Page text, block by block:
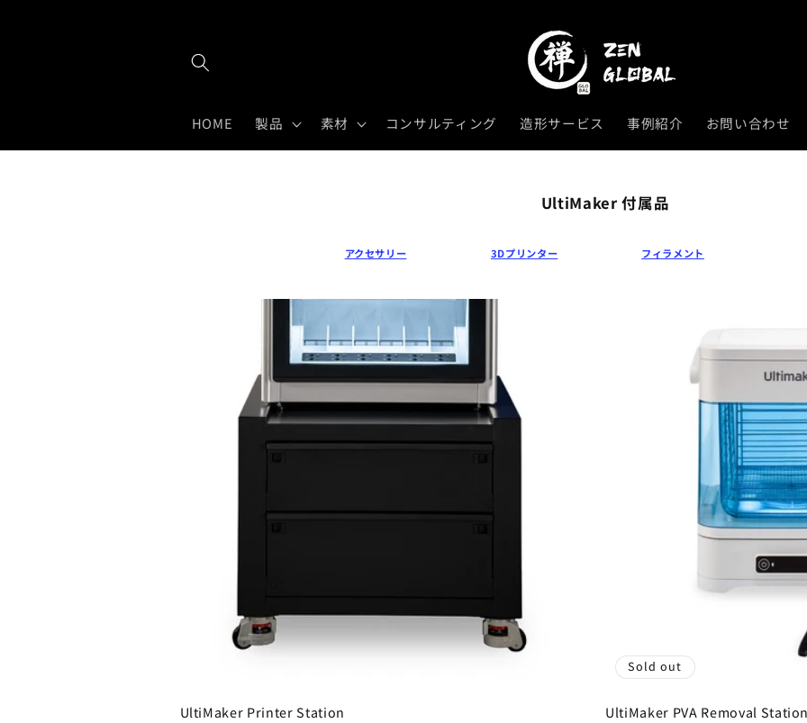
HOME 製品 素材 コンサルティング 造形サービス 事例紹介 お問い合わせ
UltiMaker 付属品
アクセサリー 3Dプリンター フィラメント
UltiMaker Printer Station
Sold out
UltiMaker PVA Removal